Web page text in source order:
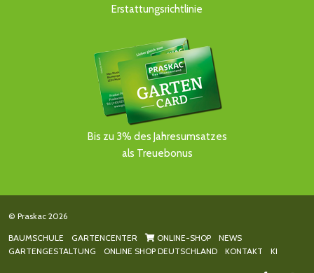
Erstattungsrichtlinie
Bis zu 3% des Jahresumsatzes
als Treuebonus
© Praskac 2026
BAUMSCHULE GARTENCENTER ONLINE-SHOP
NEWS
GARTENGESTALTUNG
ONLINE SHOP DEUTSCHLAND KONTAKT KI